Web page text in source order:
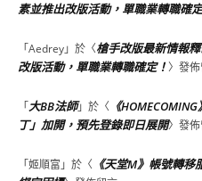
素並推出改版活動，單職業轉職確
「Aedrey」於〈槍手改版最新情報
改版活動，單職業轉職確定！〉發
「大BB法師」於〈 《
丁」加開，預先登錄即日展開〉發
「姬順富」於〈 《天堂M》帳號轉